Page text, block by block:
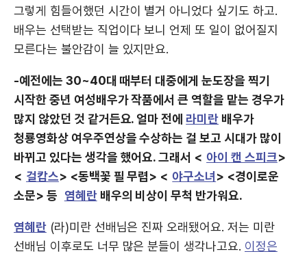
그렇게 힘들어했던 시간이 별거 아니었다 싶기도 하고.
배우는 선택받는 직업이다 보니 언제 또 일이 없어질지
모른다는 불안감이 늘 있지만요.
-예전에는 30~40대 때부터 대중에게 눈도장을 찍기
시작한 중년 여성배우가 작품에서 큰 역할을 맡는 경우가
많지 않았던 것 같거든요. 얼마 전에 라미란 배우가
청룡영화상 여우주연상을 수상하는 걸 보고 시대가 많이
바뀌고 있다는 생각을 했어요. 그래서 < 아이 캔 스피크>
< 걸캅스> <동백꽃 필 무렵> < 야구소녀 > <경이로운
소문> 등 염혜란배우의 비상이 무척 반가워요.
염혜란(라)미란 선배님은 진짜 오래됐어요. 저는 미란
선배님 이후로도 너무 많은 분들이 생각나고요. 이정은